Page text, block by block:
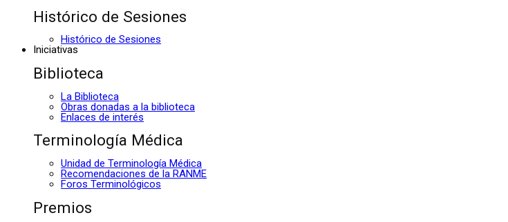
Histórico de Sesiones
Histórico de Sesiones
Iniciativas
Biblioteca
La Biblioteca
Obras donadas a la biblioteca
Enlaces de interés
Terminología Médica
Unidad de Terminología Médica
Recomendaciones de la RANME
Foros Terminológicos
Premios